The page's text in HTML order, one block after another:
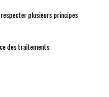
plusieurs principes
des traitements